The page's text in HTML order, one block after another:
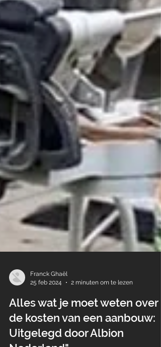
25 feb 2024
2 minuten om te lezen
Alles wat je moet weten over
de kosten van een aanbouw: